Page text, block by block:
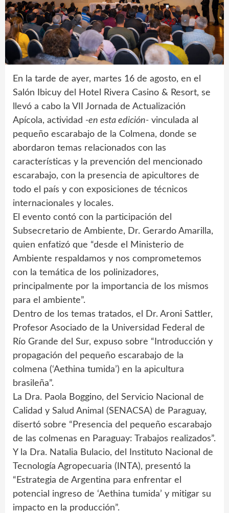
En la tarde de ayer, martes 16 de agosto, en el
Salón Ibicuy del Hotel Rivera Casino & Resort, se
llevó a cabo la VII Jornada de Actualización
Apícola, actividad -en esta edición- vinculada al
pequeño escarabajo de la Colmena, donde se
abordaron temas relacionados con las
características y la prevención del mencionado
escarabajo, con la presencia de apicultores de
todo el país y con exposiciones de técnicos
internacionales y locales.
El evento contó con la participación del
Subsecretario de Ambiente, Dr. Gerardo Amarilla,
quien enfatizó que “desde el Ministerio de
Ambiente respaldamos y nos comprometemos
con la temática de los polinizadores,
principalmente por la importancia de los mismos
para el ambiente”.
Dentro de los temas tratados, el Dr. Aroni Sattler,
Profesor Asociado de la Universidad Federal de
Río Grande del Sur, expuso sobre “Introducción y
propagación del pequeño escarabajo de la
colmena (‘Aethina tumida’) en la apicultura
brasileña”.
La Dra. Paola Boggino, del Servicio Nacional de
Calidad y Salud Animal (SENACSA) de Paraguay,
disertó sobre “Presencia del pequeño escarabajo
de las colmenas en Paraguay: Trabajos realizados”.
Y la Dra. Natalia Bulacio, del Instituto Nacional de
Tecnología Agropecuaria (INTA), presentó la
“Estrategia de Argentina para enfrentar el
potencial ingreso de ‘Aethina tumida’ y mitigar su
impacto en la producción”.